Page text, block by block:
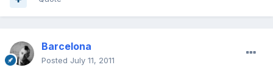
Barcelona
Posted July 11, 2011